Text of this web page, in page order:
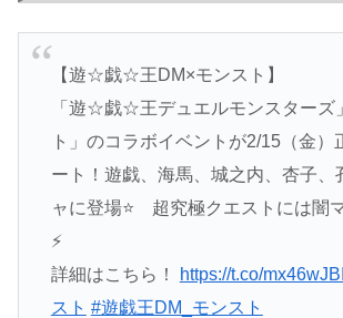
【遊☆戯☆王DM×モンスト】
「遊☆戯☆王デュエルモンスターズ
ト」のコラボイベントが2/15（金）
ート！遊戯、海馬、城之内、杏子、
ャに登場⭐ 超究極クエストには闇
⚡
詳細はこちら！
https://t.co/
スト #遊戯王DM_モンスト